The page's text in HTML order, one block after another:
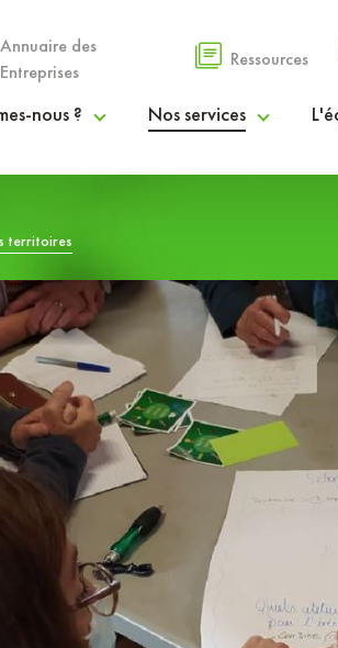
Annuaire des
Entreprises
Ressources
nous ?
de communes
et délibérations
Nos services
Agri’Alim
Coopérations & Financements
Droit des Sols
Info Entreprendre
Espace Stratégies Territoriales
Espace Transition Ecologique
Notre ingéniérie mutualisée au service des
territoires